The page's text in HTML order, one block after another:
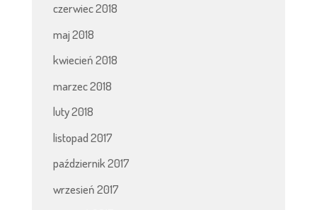
czerwiec 2018
maj 2018
kwiecień 2018
marzec 2018
luty 2018
listopad 2017
październik 2017
wrzesień 2017